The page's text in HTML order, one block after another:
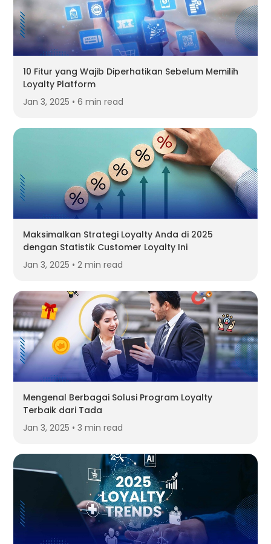
10 Fitur yang Wajib Diperhatikan Sebelum Memilih
Loyalty Platform
Jan 3, 2025 • 6 min read
Maksimalkan Strategi Loyalty Anda di 2025
dengan Statistik Customer Loyalty Ini
Jan 3, 2025 • 2 min read
Mengenal Berbagai Solusi Program Loyalty
Terbaik dari Tada
Jan 3, 2025 • 3 min read